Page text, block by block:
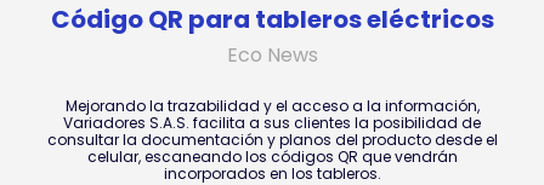
Código QR para tableros eléctricos
Eco News
Mejorando la trazabilidad y el acceso a la información,
Variadores S.A.S. facilita a sus clientes la posibilidad de
consultar la documentación y planos del producto desde el
celular, escaneando los códigos QR que vendrán
incorporados en los tableros.